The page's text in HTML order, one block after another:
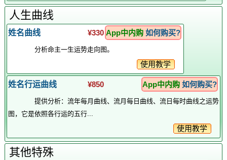
人生曲线
姓名曲线 ¥330 App中内购 如何购买?
分析命主一生运势走向图。
使用教学
姓名行运曲线 ¥850 App中内购 如何购买?
提供分析：流年每月曲线、流月每日曲线、流日每时曲线之运势
图，它是依照各行运的五行...
使用教学
其他特殊